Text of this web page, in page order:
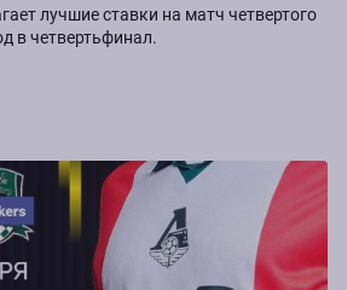
лучшие ставки на матч четвертого
в четвертьфинал.